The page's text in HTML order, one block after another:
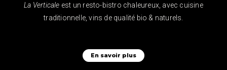
La Verticale est un resto-bistro chaleureux, avec cuisine
traditionnelle, vins de qualité bio & naturels.
En savoir plus